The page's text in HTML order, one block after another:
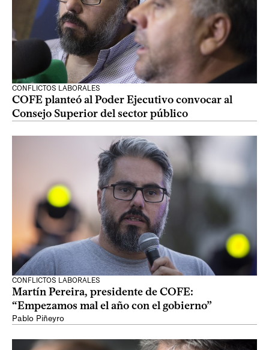
CONFLICTOS LABORALES
COFE planteó al Poder Ejecutivo convocar al
Consejo Superior del sector público
CONFLICTOS LABORALES
Martín Pereira, presidente de COFE:
“Empezamos mal el año con el gobierno”
Pablo Piñeyro